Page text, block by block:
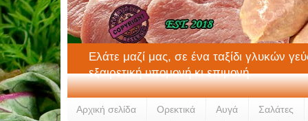
Ελάτε μαζί μας, σε ένα ταξίδι γλυκών
εξαιρετική υπομονή κι επιμονή.
Αρχική σελίδα Ορεκτικά Αυγά Σαλάτες